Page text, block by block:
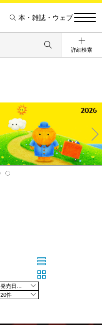
本・雑誌・ウェブ
詳細検索
Ne
xt
20件